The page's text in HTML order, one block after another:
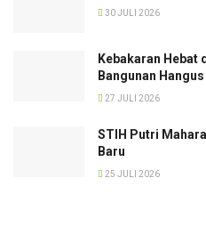
30 JULI 2026
Kebakaran Hebat
Bangunan
27 JULI 2026
STIH Putri
Baru
25 JULI 2026